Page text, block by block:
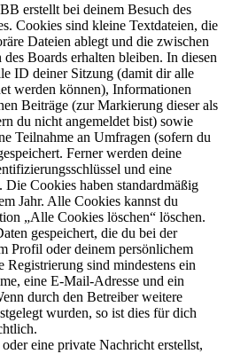
erstellt bei deinem Besuch des
Cookies sind kleine Textdateien, die
Dateien ablegt und die zwischen
Boards erhalten bleiben. In diesen
ID deiner Sitzung (damit dir alle
werden können), Informationen
Beiträge (zur Markierung dieser als
du nicht angemeldet bist) sowie
Teilnahme an Umfragen (sofern du
Ferner werden deine
und eine
Die Cookies haben standardmäßig
Jahr. Alle Cookies kannst du
„Alle Cookies löschen“ löschen.
gespeichert, die du bei der
Profil oder deinem persönlichem
Registrierung sind mindestens ein
eine E-Mail-Adresse und ein
durch den Betreiber weitere
wurden, so ist dies für dich
eine private Nachricht erstellst,